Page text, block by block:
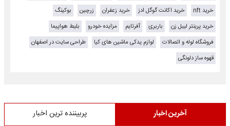
خرید nft
خرید اکانت گوگل ادز خرید زعفران زرچین
بوکینگ
خرید پرینتر لیبل زن
باربری آفرتایم مزایده خودرو
بلیط هواپیما
فروشگاه لوله و اتصالات
لوازم یدکی ماشین های کیا
طراحی سایت در اصفهان
قهوه ساز دلونگی
آخرین اخبار پربیننده ترین اخبار